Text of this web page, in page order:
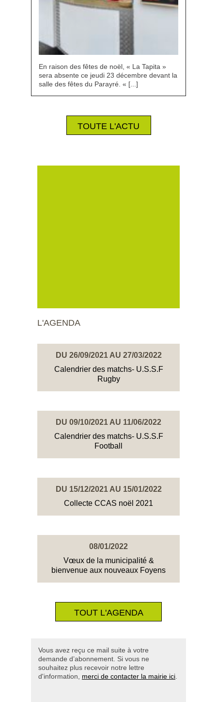
En raison des fêtes de noël, « La Tapita »
sera absente ce jeudi 23 décembre devant la
salle des fêtes du Parayré. « [...]
TOUTE L'ACTU
L'AGENDA
DU 26/09/2021 AU 27/03/2022
Calendrier des matchs- U.S.S.F
Rugby
DU 09/10/2021 AU 11/06/2022
Calendrier des matchs- U.S.S.F
Football
DU 15/12/2021 AU 15/01/2022
Collecte CCAS noël 2021
08/01/2022
Vœux de la municipalité &
bienvenue aux nouveaux Foyens
TOUT L'AGENDA
Vous avez reçu ce mail suite à votre
demande d’abonnement. Si vous ne
souhaitez plus recevoir notre lettre
d'information, merci de contacter la mairie ici